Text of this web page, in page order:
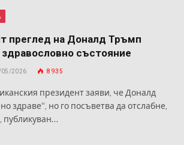
преглед на Доналд Тръмп
състояние
2026 8 935
президент заяви, че Доналд
здраве“, но го посъветва да отслабне,
публикуван…